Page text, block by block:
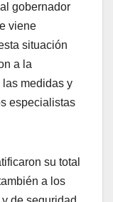
gobernador
viene
situación
a la
medidas y
especialistas
su total
a los